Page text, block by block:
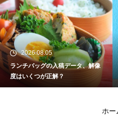
ペットチ
要チェッ
イド
クリエ
ら「本業
2026.08.05
ランチバッグの入稿データ、解像
度はいくつが正解？
ホー